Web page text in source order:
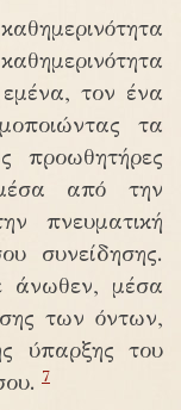
τον ένα
τα
προωθητήρες
από την
πνευματική
συνείδησης.
άνωθεν, μέσα
των όντων,
ύπαρξης του
7